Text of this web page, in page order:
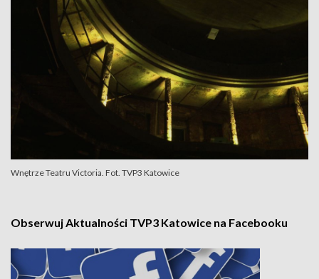
Wnętrze Teatru Victoria. Fot. TVP3 Katowice
Obserwuj Aktualności TVP3 Katowice na Facebooku